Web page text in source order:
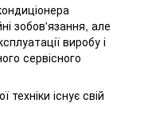
зобов'язання, але
виробу і
сервісного
існує свій